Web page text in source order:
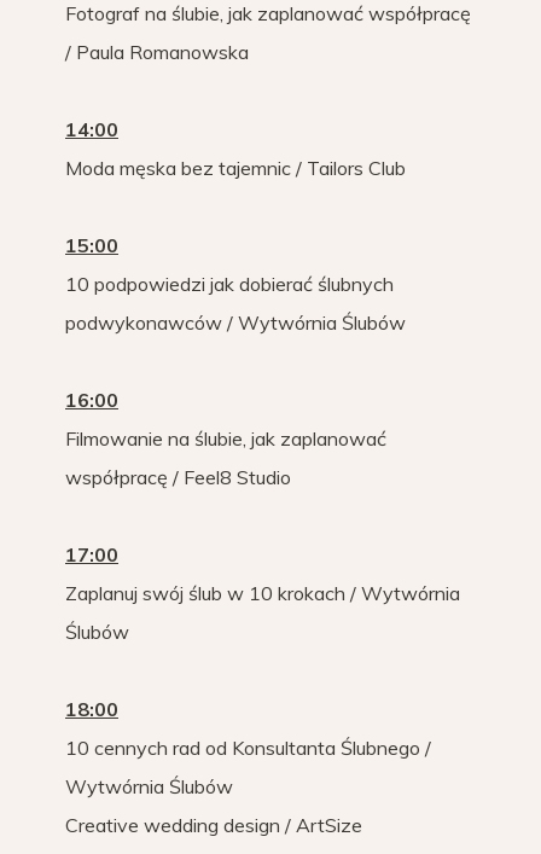
Fotograf na ślubie, jak zaplanować współpracę
/ Paula Romanowska
14:00
Moda męska bez tajemnic / Tailors Club
15:00
10 podpowiedzi jak dobierać ślubnych
podwykonawców / Wytwórnia Ślubów
16:00
Filmowanie na ślubie, jak zaplanować
współpracę / Feel8 Studio
17:00
Zaplanuj swój ślub w 10 krokach / Wytwórnia
Ślubów
18:00
10 cennych rad od Konsultanta Ślubnego /
Wytwórnia Ślubów
Creative wedding design / ArtSize